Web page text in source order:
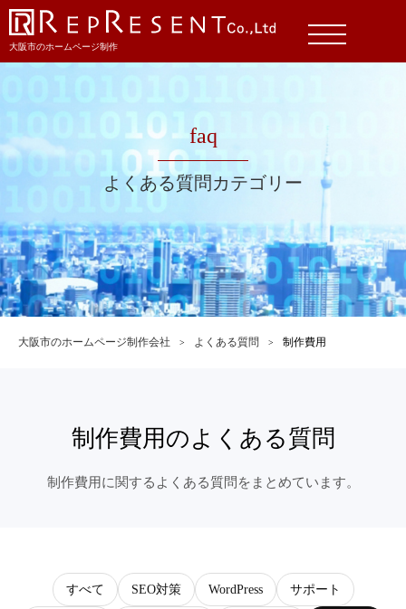
大阪市のホームページ制作
faq
よくある質問カテゴリー
大阪市のホームページ制作会社 よくある質問 制作費用
制作費用のよくある質問
制作費用に関するよくある質問をまとめています。
すべて SEO対策 WordPress サポート